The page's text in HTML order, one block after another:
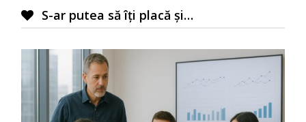
S-ar putea să îți placă și…